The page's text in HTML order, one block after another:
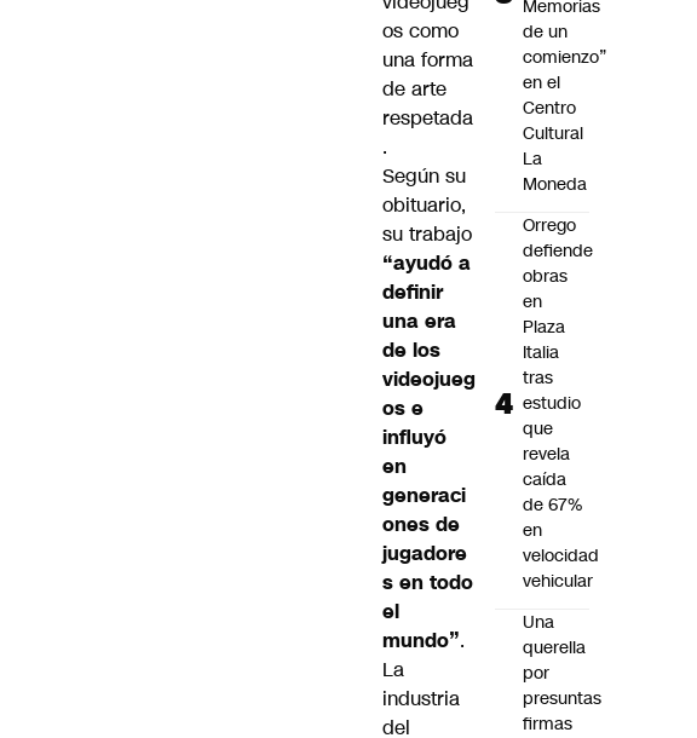
os como
una forma
de arte
respetada
.
Según su
obituario,
su trabajo
“ayudó a
definir
una era
de los
videojueg
os e
influyó
en
generaci
ones de
jugadore
s en todo
el
mundo”.
La
industria
del
Memorias
de un
comienzo”
en el
Centro
Cultural
La
Moneda
Orrego
defiende
obras
en
Plaza
Italia
tras
estudio
que
revela
caída
de 67%
en
velocidad
vehicular
Una
querella
por
presuntas
firmas